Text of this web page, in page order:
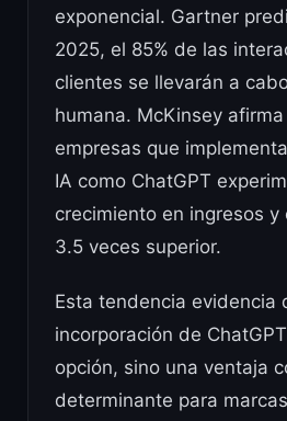
exponencial. Gartner
2025, el 85% de las
clientes se llevarán a
humana. McKinsey
empresas que
IA como ChatGPT
crecimiento en ingresos y
3.5 veces superior.
Esta tendencia evidencia
incorporación de
opción, sino una ventaja
determinante para